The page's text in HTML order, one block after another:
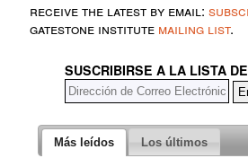
receive the latest by email:
gatestone institute mailing list.
SUSCRIBIRSE A LA LISTA
Más leídos Los últimos